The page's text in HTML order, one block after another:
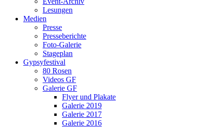
Lesungen
Medien
Presse
Presseberichte
Foto-Galerie
Stageplan
Gypsyfestival
80 Rosen
Videos GF
Galerie GF
Flyer und Plakate
Galerie 2019
Galerie 2017
Galerie 2016